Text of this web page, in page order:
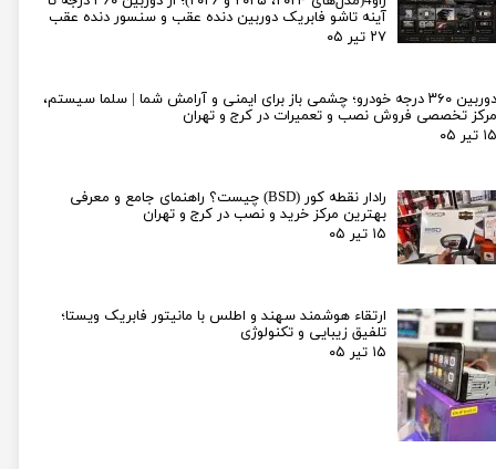
آینه تاشو فابریک دوربین دنده عقب و سنسور دنده عقب
۲۷ تیر ۰۵
دوربین ۳۶۰ درجه خودرو؛ چشمی باز برای ایمنی و آرامش شما | سلما سیستم،
مرکز تخصصی فروش نصب و تعمیرات در کرج و تهران
۱۵ تیر ۰۵
رادار نقطه کور (BSD) چیست؟ راهنمای جامع و معرفی
بهترین مرکز خرید و نصب در کرج و تهران
۱۵ تیر ۰۵
ارتقاء هوشمند سهند و اطلس با مانیتور فابریک ویستا؛
تلفیق زیبایی و تکنولوژی
۱۵ تیر ۰۵